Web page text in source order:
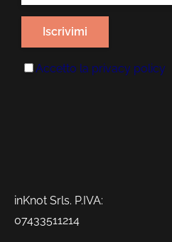
Accetto la privacy policy
inKnot Srls. P.IVA:
07433511214